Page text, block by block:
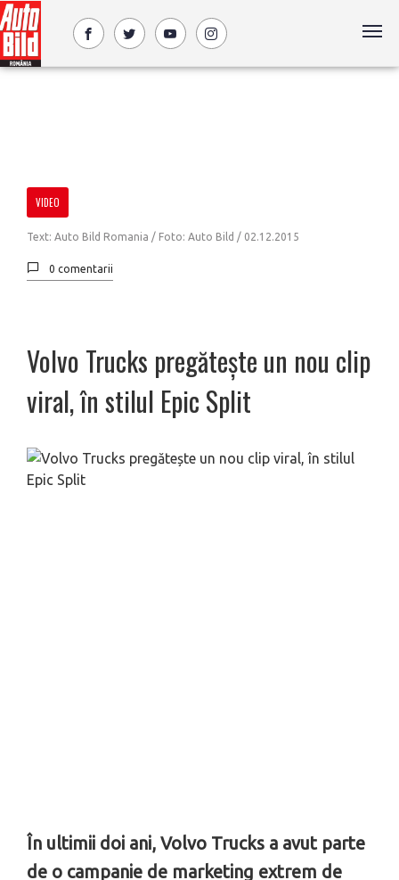
VIDEO
Text: Auto Bild Romania / Foto: Auto Bild / 02.12.2015
0 comentarii
Volvo Trucks pregătește un nou clip
viral, în stilul Epic Split
În ultimii doi ani, Volvo Trucks a avut parte
de o campanie de marketing extrem de